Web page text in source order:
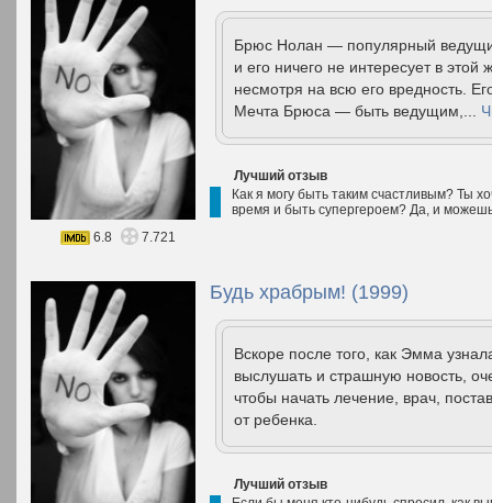
Брюс Нолан — популярный
и его ничего не интересует в
несмотря на всю его вредность.
Мечта Брюса — быть ведущим,...
Лучший отзыв
Как я могу быть таким счастливым? Ты
время и быть супергероем? Да, и
6.8
7.721
Будь храбрым! (1999)
Вскоре после того, как Эмма
выслушать и страшную новость,
чтобы начать лечение, врач,
от ребенка.
Лучший отзыв